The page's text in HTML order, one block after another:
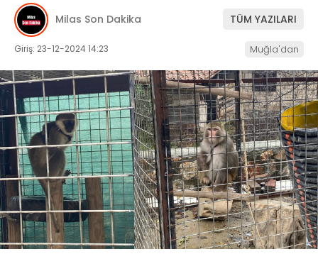
WhatsApp
İhbar Hattı
Facebook
GENEL
İLETIŞIM
Milas Son Dakika TÜM YAZILARI
Giriş: 23-12-2024 14:23 Muğla'dan